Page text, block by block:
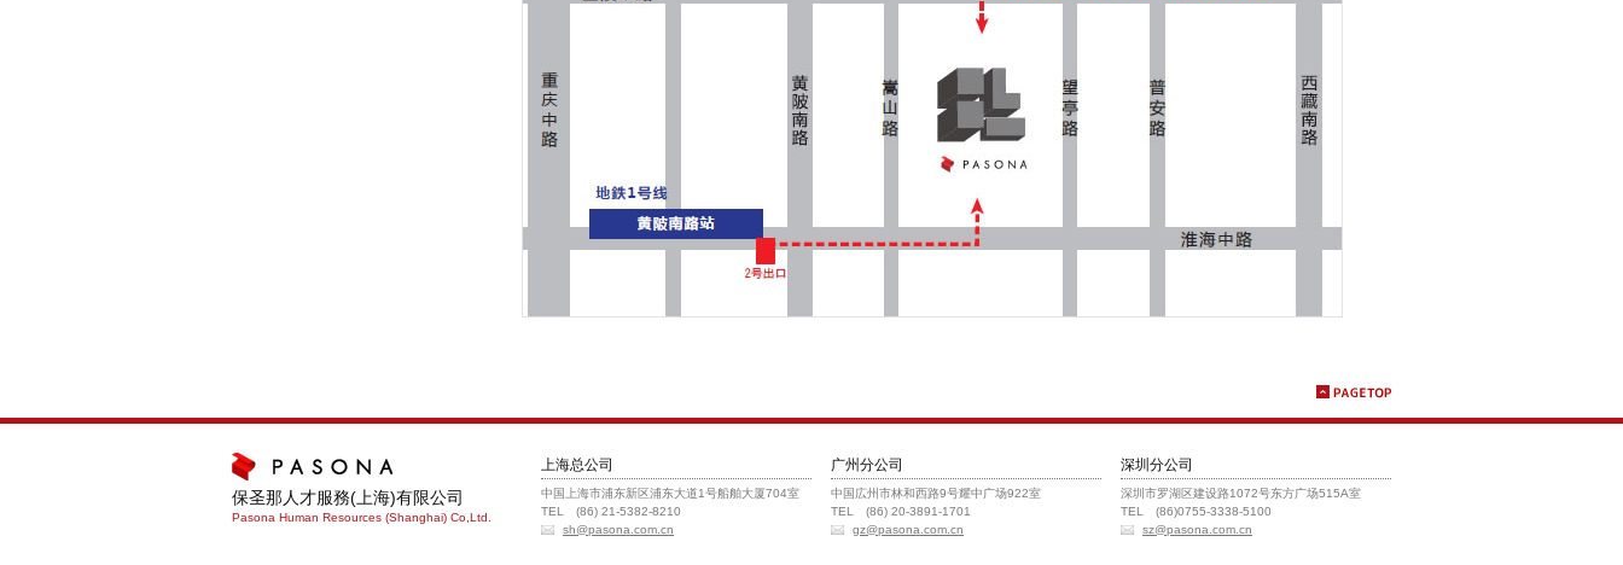
保圣那人才服務(上海)有限公司
Pasona Human Resources (Shanghai) Co,Ltd.
上海总公司
中国上海市浦东新区浦东大道1号船舶大厦704室
TEL (86) 21-5382-8210
sh@pasona.com.cn
广州分公司
中国広州市林和西路9号耀中广场922室
TEL (86) 20-3891-1701
gz@pasona.com.cn
深圳分公司
深圳市罗湖区建设路1072号东方广场515A室
TEL (86)0755-3338-5100
sz@pasona.com.cn